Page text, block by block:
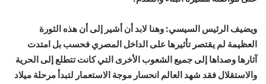
ويضيف الرئيس السيسي: وهنا لابد أن أشير إلى أن هذه الثورة
العظيمة لم يقتصر تأثيرها على الداخل المصري فحسب بل امتدت
آثارها وصداها إلى جميع الشعوب الأخرى التي كانت تتطلع إلى الحرية
والاستقلال فقد شهد العالم انحسار موجة الاستعمار لتبدأ مرحلة ميلاد